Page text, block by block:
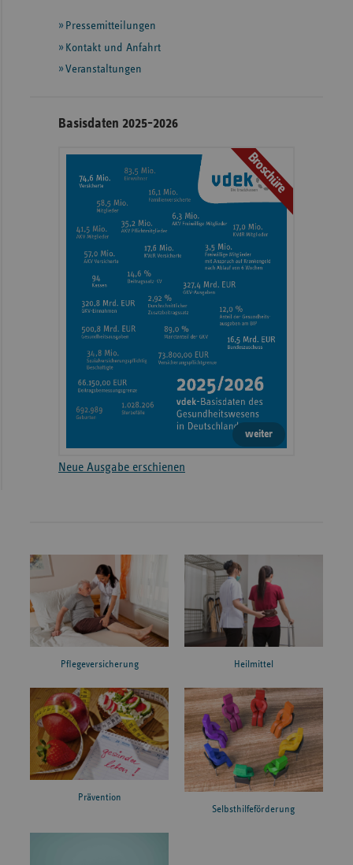
weiteren
Informationen
Pressemitteilungen
Kontakt und Anfahrt
Veranstaltungen
Basisdaten 2025-2026
Broschüre
weiter
Neue Ausgabe erschienen
Pflegeversicherung Heilmittel
Prävention
Selbsthilfeförderung